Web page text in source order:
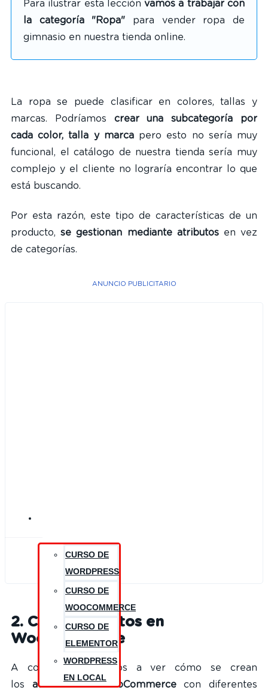
CURSO DE
WORDPRESS
CURSO DE
WOOCOMMERCE
CURSO DE
ELEMENTOR
WORDPRESS
EN LOCAL
Para ilustrar esta lecciónvamos a trabajar con
la categoría "Ropa" para vender ropa de
gimnasio en nuestra tienda online.
La ropa se puede clasificar en colores, tallas y
marcas. Podríamos crear una subcategoría por
cada color, talla y marcapero esto no sería muy
funcional, el catálogo de nuestra tienda sería muy
complejo y el cliente no lograría encontrar lo que
está buscando.
Por esta razón, este tipo de características de un
producto,se gestionan mediante atributosen vez
de categorías.
ANUNCIO PUBLICITARIO
2. Crear atributos en
WooCommerce
A continuación vamos a ver cómo se crean
los atributos en WooCommercecon diferentes